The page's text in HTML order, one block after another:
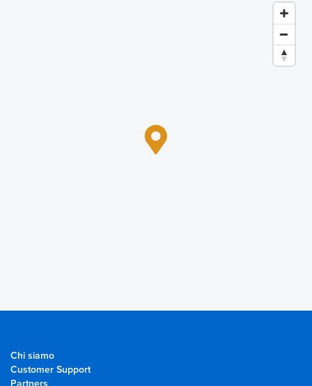
Chi siamo
Customer Support
Partners